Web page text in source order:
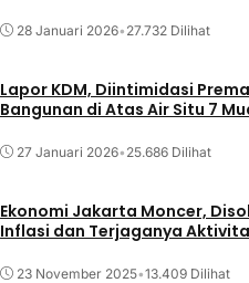
28 Januari 2026• 27.732 Dilihat
Lapor KDM, Diintimidasi
Bangunan di Atas Air Situ 7
27 Januari 2026• 25.686 Dilihat
Ekonomi Jakarta Moncer,
Inflasi dan Terjaganya
23 November 2025•13.409 Dilihat